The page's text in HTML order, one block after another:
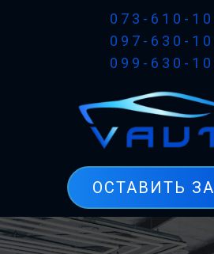
073-610-
097-630-
099-630-
ОСТАВИТЬ